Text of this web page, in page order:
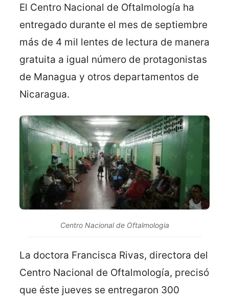
El Centro Nacional de Oftalmología ha
entregado durante el mes de septiembre
más de 4 mil lentes de lectura de manera
gratuita a igual número de protagonistas
de Managua y otros departamentos de
Nicaragua.
Centro Nacional de Oftalmologia
La doctora Francisca Rivas, directora del
Centro Nacional de Oftalmología, precisó
que éste jueves se entregaron 300